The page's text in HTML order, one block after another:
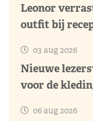
Leonor
outfit bij
03 aug 2026
Nieuwe
voor de
06 aug 2026